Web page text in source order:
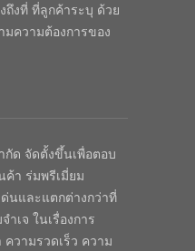
ถึงที่ ที่ลูกค้าระบุ ด้วย
มความต้องการของ
กัด จัดตั้งขึ้นเพื่อตอบ
ค้า ร่มพรีเมี่ยม
นและแตกต่างกว่าที่
เจ ในเรื่องการ
วามรวดเร็ว ความ